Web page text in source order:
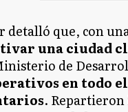
detalló que, con
una ciudad
de
en todo
. Repartieron